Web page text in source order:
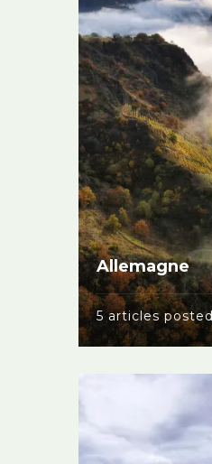
Allemagne
5 articles posted